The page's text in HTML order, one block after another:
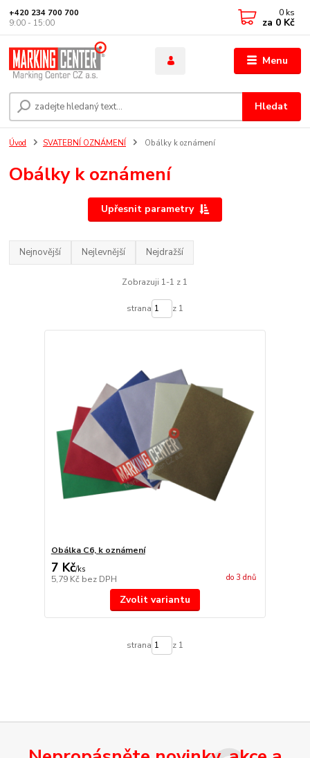
Menu
Hledat
+420 234 700 700
9:00 - 15:00
0 ks
za 0 Kč
Úvod SVATEBNÍ OZNÁMENÍ Obálky k oznámení
Obálky k oznámení
Upřesnit parametry
Nejnovější Nejlevnější Nejdražší
Zobrazuji 1-1 z 1
strana z 1
Obálka C6, k oznámení
7 Kč/ks
5,79 Kč bez DPH do 3 dnů
Zvolit variantu
strana z 1